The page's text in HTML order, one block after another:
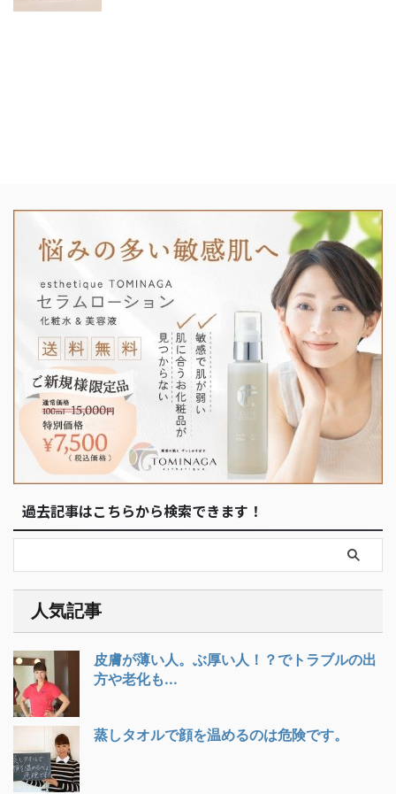
過去記事はこちらから検索できます！
人気記事
皮膚が薄い人。ぶ厚い人！？でトラブルの出
方や老化も...
蒸しタオルで顔を温めるのは危険です。